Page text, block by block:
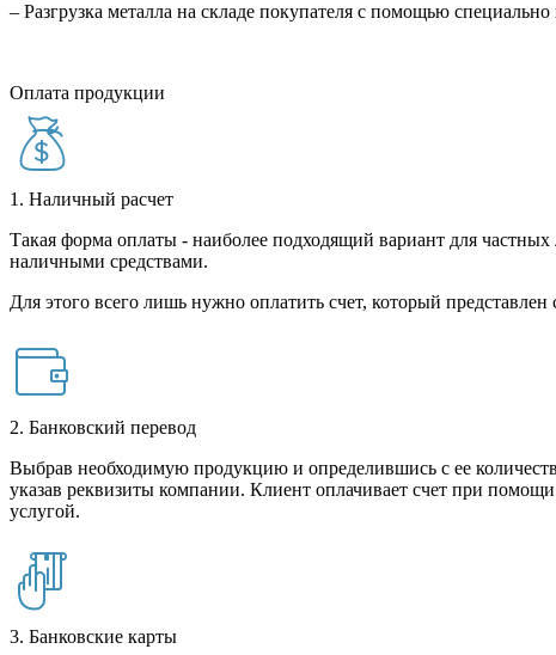
– Разгрузка металла на складе покупателя с помощью
Оплата продукции
1. Наличный расчет
Такая форма оплаты - наиболее подходящий вариант для частных
наличными средствами.
Для этого всего лишь нужно оплатить счет, который
2. Банковский перевод
Выбрав необходимую продукцию и определившись с ее
указав реквизиты компании. Клиент оплачивает счет при
услугой.
3. Банковские карты